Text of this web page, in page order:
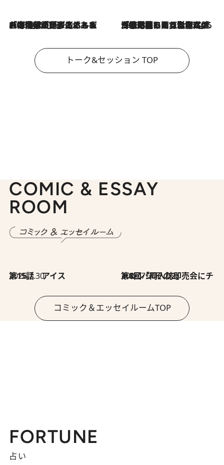
2026.8.3
「今後値上げがあるとすれば…」「リスクがあるのは今年の冬」エネルギー専門家が語る、ホルムズ海峡封鎖が家庭にもたらす“ある心配” 2026.8.3
「住宅建てられない…」「サーチャージ料の高値が続いている」ホルムズ海峡封鎖による影響はいつまで続く？《エネルギー専門家に聞く“どうなる日本の暮らし”》
トーク&セッション TOP
COMIC & ESSAY
ROOM
2026.7.30
第15話 アイス 2026.7.30
第8回「同人誌即売会にチャレンジ その2」
コミック＆エッセイルームTOP
FORTUNE
占い